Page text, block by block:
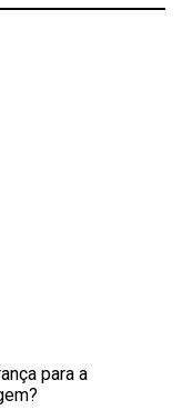
para a